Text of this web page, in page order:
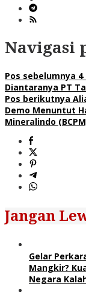
Navigasi
Pos sebelumnya 4
Diantaranya PT
Pos berikutnya
Demo Menuntut
Mineralindo
Jangan
Gelar
Mangkir?
Negara